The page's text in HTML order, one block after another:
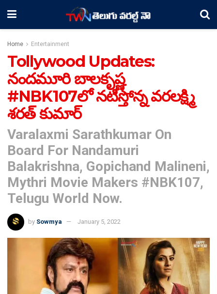
Home Entertainment
Tollywood Updates:
నంద‌మూరి బాల‌కృష్ణ‌
#NBK107లో న‌టిస్తోన్న వ‌ర‌లక్ష్మి
శ‌ర‌త్ కుమార్‌
Varalaxmi Sarathkumar On
Board For Nandamuri
Balakrishna, Gopichand Malineni,
Mythri Movie Makers #NBK107,
Telugu World Now.
by Sowmya January 5, 2022